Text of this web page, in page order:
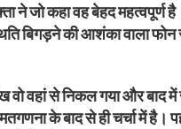
ने जो कहा वह बेहद महत्वपूर्ण
बिगड़ने की आशंका वाला
वो वहां से निकल गया और
के बाद से ही चर्चा में है।